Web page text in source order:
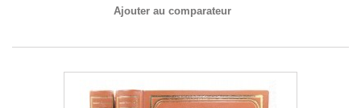
Ajouter au comparateur